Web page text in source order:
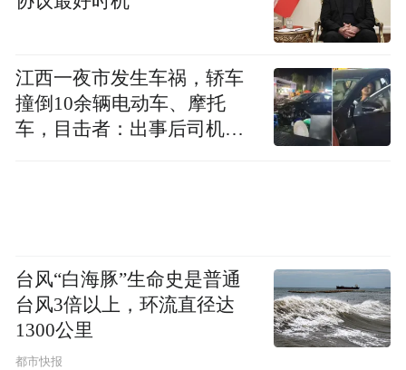
火锅，“因为我们比赛期间会控制饮食，所以
我已经有大概两个多月没有吃过火锅了，实
在是太馋了。”徐露表示，未来希望自己可以
继续进步，在其它世界大赛拿到更多好成
绩。(完)
pictures and audios if any) is uploaded and posted
by the user of Dafeng Hao, which is a social media
platform and merely provides information storage
space services.”
江西一夜市发生车祸，轿车
撞倒10余辆电动车、摩托
车，目击者：出事后司机一
台风“白海豚”生命史是普通
台风3倍以上，环流直径达
1300公里
都市快报